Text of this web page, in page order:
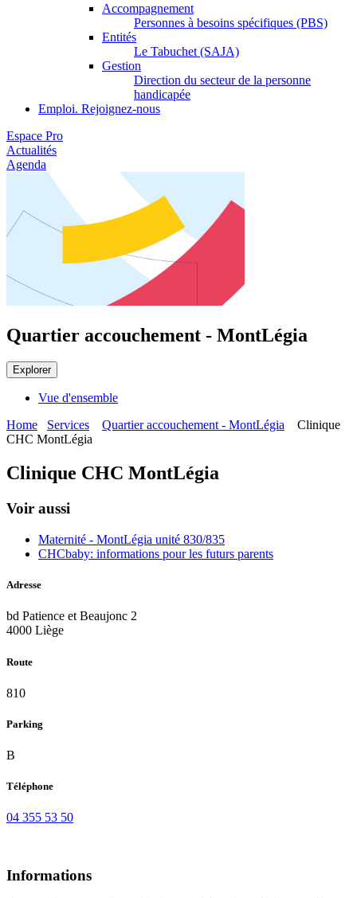
Accompagnement
Personnes à besoins spécifiques (PBS)
Entités
Le Tabuchet (SAJA)
Gestion
Direction du secteur de la personne
handicapée
Emploi. Rejoignez-nous
Espace Pro
Actualités
Agenda
Quartier accouchement - MontLégia
Explorer
Vue d'ensemble
Home
Services Quartier accouchement - MontLégia
Clinique
CHC MontLégia
Clinique CHC MontLégia
Voir aussi
Maternité - MontLégia unité 830/835
CHCbaby: informations pour les futurs parents
Adresse
bd Patience et Beaujonc 2
4000 Liège
Route
810
Parking
B
Téléphone
04 355 53 50
Informations